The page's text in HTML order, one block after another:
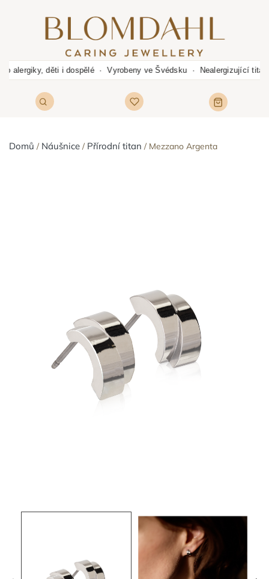
alergiky, děti i dospělé · Vyrobeny ve Švédsku · Nealergizující
Domů Náušnice Přírodní titan Mezzano Argenta